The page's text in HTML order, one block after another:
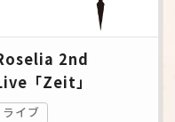
2nd
「Zeit」
ライブ